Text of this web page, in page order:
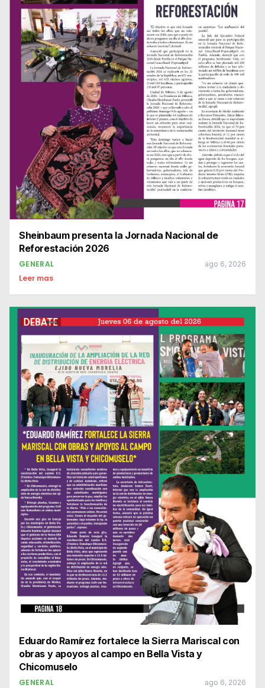
Sheinbaum presenta la Jornada Nacional de
Reforestación 2026
GENERAL ago 6, 2026
Leer mas
Eduardo Ramírez fortalece la Sierra Mariscal con
obras y apoyos al campo en Bella Vista y
Chicomuselo
GENERAL ago 6, 2026